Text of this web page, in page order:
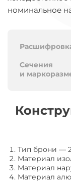
номинальное
Сечения
и
Тип брони —
Материал
Материал
Материал